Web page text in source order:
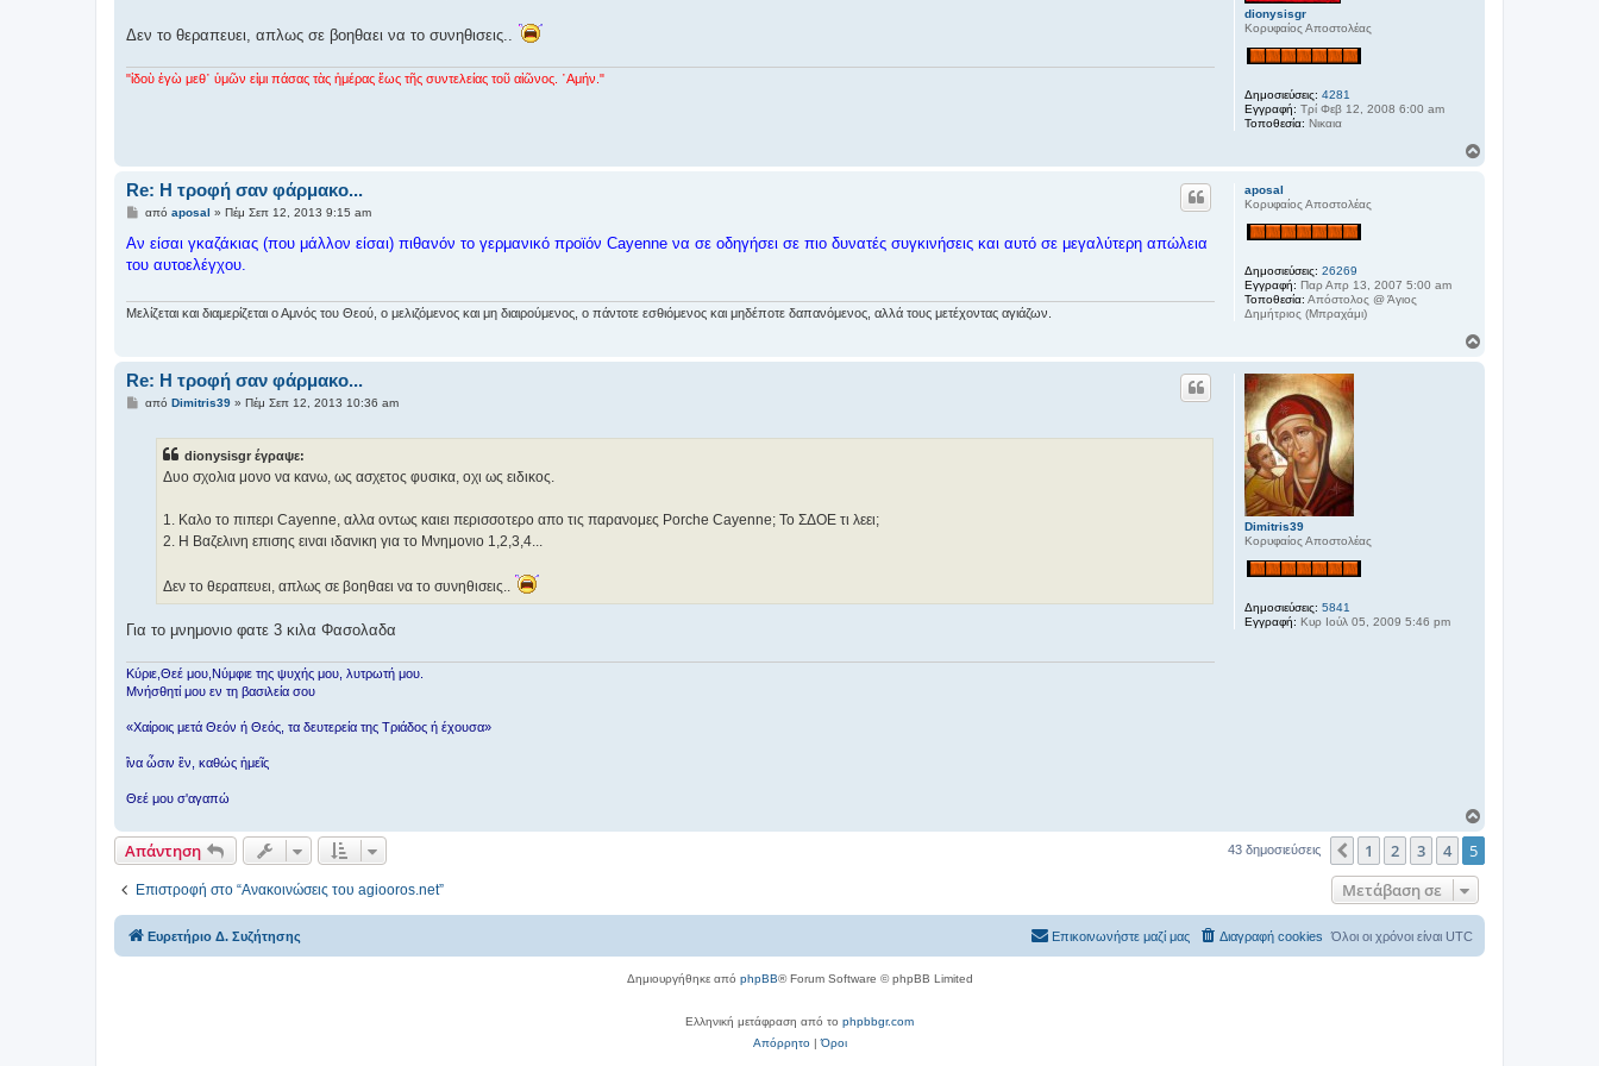
dionysisgr
Κορυφαίος Αποστολέας
Δημοσιεύσεις: 4281
Εγγραφή: Τρί Φεβ 12, 2008 6:00 am
Τοποθεσία: Νικαια
Δεν το θεραπευει, απλως σε βοηθαει να το συνηθισεις..
"ἰδοὺ ἐγὼ μεθ᾿ ὑμῶν εἰμι πάσας τὰς ἡμέρας ἕως τῆς συντελείας τοῦ αἰῶνος. ᾿Αμήν."
aposal
Κορυφαίος Αποστολέας
Δημοσιεύσεις: 26269
Εγγραφή: Παρ Απρ 13, 2007 5:00 am
Τοποθεσία: Απόστολος @ Άγιος
Δημήτριος (Μπραχάμι)
Re: H τροφή σαν φάρμακο...
Δ
μ
σ
υ
από aposal » Πέμ Σεπ 12, 2013 9:15 am
Αν είσαι γκαζάκιας (που μάλλον είσαι) πιθανόν το γερμανικό προϊόν Cayenne να σε οδηγήσει σε πιο δυνατές συγκινήσεις και αυτό σε μεγαλύτερη απώλεια
του αυτοελέγχου.
Μελίζεται και διαμερίζεται ο Αμνός του Θεού, ο μελιζόμενος και μη διαιρούμενος, ο πάντοτε εσθιόμενος και μηδέποτε δαπανόμενος, αλλά τους μετέχοντας αγιάζων.
Dimitris39
Κορυφαίος Αποστολέας
Δημοσιεύσεις: 5841
Εγγραφή: Κυρ Ιούλ 05, 2009 5:46 pm
Re: H τροφή σαν φάρμακο...
Δαπό Dimitris39» Πέμ Σεπ 12, 2013 10:36 am
dionysisgr έγραψε:
Δυο σχολια μονο να κανω, ως ασχετος φυσικα, οχι ως ειδικος.
1. Καλο το πιπερι Cayenne, αλλα οντως καιει περισσοτερο απο τις παρανομες Porche Cayenne; Το ΣΔΟΕ τι λεει;
2. H Βαζελινη επισης ειναι ιδανικη για το Μνημονιο 1,2,3,4...
Δεν το θεραπευει, απλως σε βοηθαει να το συνηθισεις..
Για το μνημονιο φατε 3 κιλα Φασολαδα
Κύριε,Θεέ μου,Νύμφιε της ψυχής μου, λυτρωτή μου.
Μνήσθητί μου εν τη βασιλεία σου
«Χαίροις μετά Θεόν ή Θεός, τα δευτερεία της Τριάδος ή έχουσα»
ἳνα ὦσιν ἓν, καθώς ἡμεῖς
Θεέ μου σ'αγαπώ
υ
Απάντηση 43 δημοσιεύσεις Προηγούμενη
1 2 3 4 5
Επιστροφή στο “Ανακοινώσεις του agiooros.net” Μετάβαση σε
Ευρετήριο Δ. Συζήτησης Όλοι οι χρόνοι είναι UTC
Διαγραφή cookies
Επικοινωνήστε μαζί μας
Δημιουργήθηκε από phpBB® Forum Software © phpBB Limited
Ελληνική μετάφραση από το phpbbgr.com
Απόρρητο|Όροι